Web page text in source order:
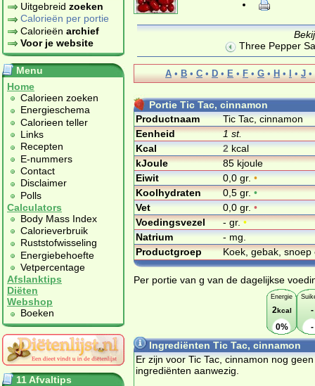
Uitgebreid zoeken
Calorieën per portie
Calorieën archief
Voor je website
Menu
Home
Calorieen zoeken
Energieschema
Calorieen teller
Links
Recepten
E-nummers
Contact
Disclaimer
Polls
Calculators
Body Mass Index
Calorieverbruik
Ruststofwisseling
Energiebehoefte
Vetpercentage
Afslanktips
Diëten
Webshop
Boeken
11 Afvaltips
Three Pepper
A • B • C • D • E • F • G • H • I • J •
Portie Tic Tac, cinnamon
Productnaam
Tic Tac, cinnamon
Eenheid
1 st.
Kcal
2 kcal
kJoule
85 kjoule
Eiwit
0,0 gr. •
Koolhydraten
0,5 gr.•
Vet
0,0 gr. •
Voedingsvezel
- gr.•
Natrium
- mg.
Productgroep
Koek, gebak,
Per portie van g van de dagelijkse
Energie
2kcal
0%
-
-
Ingrediënten Tic Tac, cinnamon
Er zijn voor Tic Tac, cinnamon nog geen
ingrediënten aanwezig.